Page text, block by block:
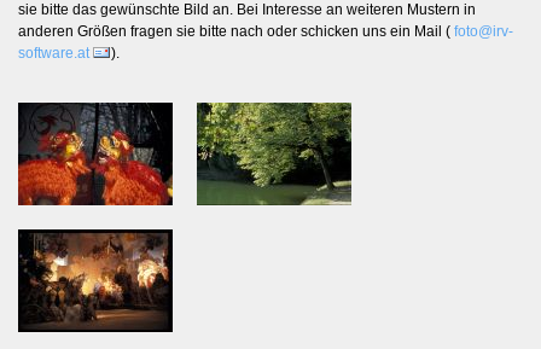
sie bitte das gewünschte Bild an. Bei Interesse an weiteren Mustern in
anderen Größen fragen sie bitte nach oder schicken uns ein Mail ( foto@irv-
software.at
).